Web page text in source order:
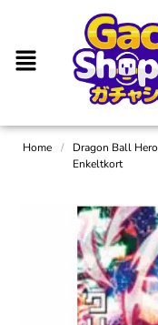
Home /
Dragon Ball
Enkeltkort